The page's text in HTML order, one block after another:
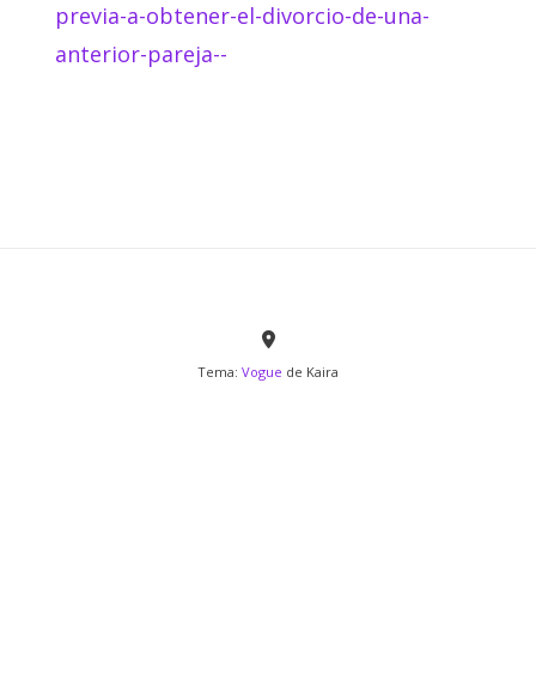
previa-a-obtener-el-divorcio-de-una-
anterior-pareja--
Tema: Vogue de Kaira